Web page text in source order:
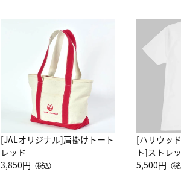
[JALオリジナル]肩掛けトート
レッド
3,850円 （税込）
[ハリウッ
ト]ストレ
ーネック別
5,500円 （税